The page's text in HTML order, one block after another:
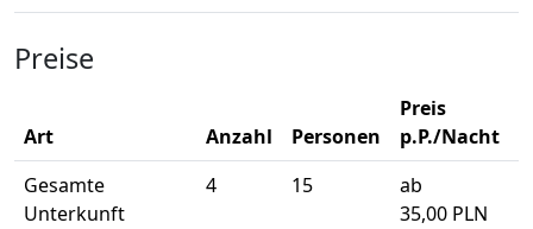
Preise
Art Anzahl Personen
Preis
p.P./Nacht
Gesamte
Unterkunft
4 15
ab
35,00 PLN